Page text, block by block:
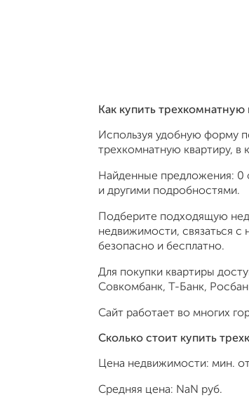
Как купить
Используя удобную форму
трехкомнатную квартиру, в
Найденные предложения: 0
и другими подробностями.
Подберите подходящую
недвижимости, связаться
безопасно и бесплатно.
Для покупки квартиры
Совкомбанк, Т-Банк,
Сайт работает во многих
Сколько стоит купить
Цена недвижимости: мин.
Средняя цена: NaN руб.